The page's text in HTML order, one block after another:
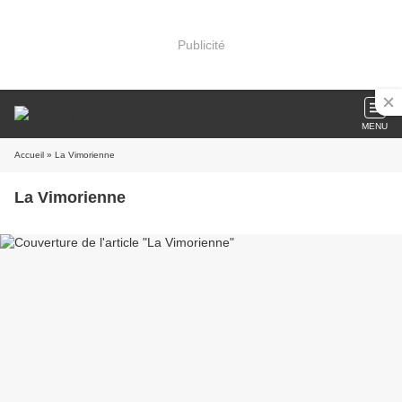
Publicité
MENU
Accueil » La Vimorienne
La Vimorienne